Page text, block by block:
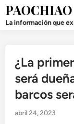
Saltar
contenido
PAOCHIAO
La información que
Publicado
en
¿La
será
barcos
abril 24, 2023